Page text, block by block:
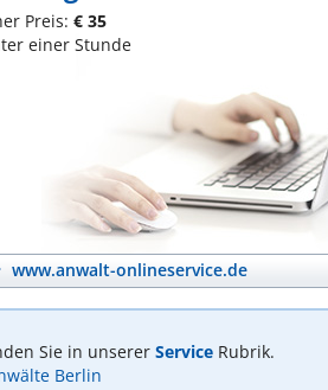
Preis: € 35
einer Stunde
www.anwalt-onlineservice.de
Sie in unserer ServiceRubrik.
Berlin